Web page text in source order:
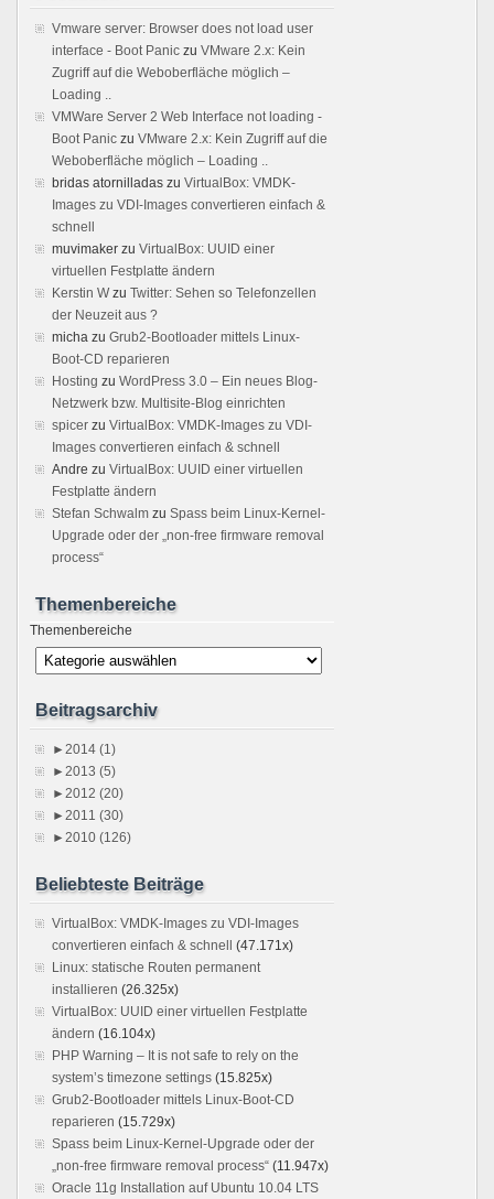
Vmware server: Browser does not load user
interface - Boot Panic zu VMware 2.x: Kein
Zugriff auf die Weboberfläche möglich –
Loading ..
VMWare Server 2 Web Interface not loading -
Boot Panic zu VMware 2.x: Kein Zugriff auf die
Weboberfläche möglich – Loading ..
bridas atornilladas zu VirtualBox: VMDK-
Images zu VDI-Images convertieren einfach &
schnell
muvimaker zu VirtualBox: UUID einer
virtuellen Festplatte ändern
Kerstin Wzu Twitter: Sehen so Telefonzellen
der Neuzeit aus ?
micha zu Grub2-Bootloader mittels Linux-
Boot-CD reparieren
Hosting zu WordPress 3.0 – Ein neues Blog-
Netzwerk bzw. Multisite-Blog einrichten
spicer zu VirtualBox: VMDK-Images zu VDI-
Images convertieren einfach & schnell
Andre zu VirtualBox: UUID einer virtuellen
Festplatte ändern
Stefan Schwalm zu Spass beim Linux-Kernel-
Upgrade oder der „non-free firmware removal
process“
Themenbereiche
Themenbereiche
Beitragsarchiv
► 2014 (1)
► 2013 (5)
► 2012 (20)
► 2011 (30)
► 2010 (126)
Beliebteste Beiträge
VirtualBox: VMDK-Images zu VDI-Images
convertieren einfach & schnell (47.171x)
Linux: statische Routen permanent
installieren (26.325x)
VirtualBox: UUID einer virtuellen Festplatte
ändern (16.104x)
PHP Warning – It is not safe to rely on the
system’s timezone settings (15.825x)
Grub2-Bootloader mittels Linux-Boot-CD
reparieren (15.729x)
Spass beim Linux-Kernel-Upgrade oder der
„non-free firmware removal process“ (11.947x)
Oracle 11g Installation auf Ubuntu 10.04 LTS